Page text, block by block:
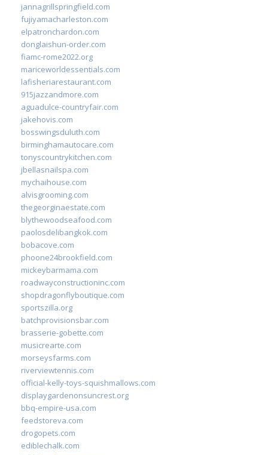
jannagrillspringfield.com
fujiyamacharleston.com
elpatronchardon.com
donglaishun-order.com
fiamc-rome2022.org
mariceworldessentials.com
lafisheriarestaurant.com
915jazzandmore.com
aguadulce-countryfair.com
jakehovis.com
bosswingsduluth.com
birminghamautocare.com
tonyscountrykitchen.com
jbellasnailspa.com
mychaihouse.com
alvisgrooming.com
thegeorginaestate.com
blythewoodseafood.com
paolosdelibangkok.com
bobacove.com
phoone24brookfield.com
mickeybarmama.com
roadwayconstructioninc.com
shopdragonflyboutique.com
sportszilla.org
batchprovisionsbar.com
brasserie-gobette.com
musicrearte.com
morseysfarms.com
riverviewtennis.com
official-kelly-toys-squishmallows.com
displaygardenonsuncrest.org
bbq-empire-usa.com
feedstoreva.com
drogopets.com
ediblechalk.com